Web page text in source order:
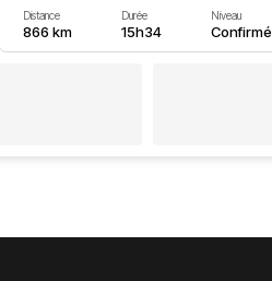
Distance
866 km
Durée
15h34
Niveau
Confirmé